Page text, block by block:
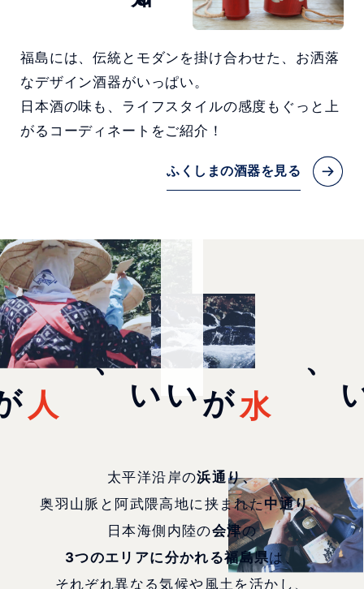
福島には、伝統とモダンを掛け合わせた、お洒落
なデザイン酒器がいっぱい。
日本酒の味も、ライフスタイルの感度もぐっと上
がるコーディネートをご紹介！
ふくしまの酒器を見る
人 水
がいい、 がいい、
太平洋沿岸の浜通り、
奥羽山脈と阿武隈高地に挟まれた中通り、
日本海側内陸の会津の
3つのエリアに分かれる福島県は、
それぞれ異なる気候や風土を活かし、